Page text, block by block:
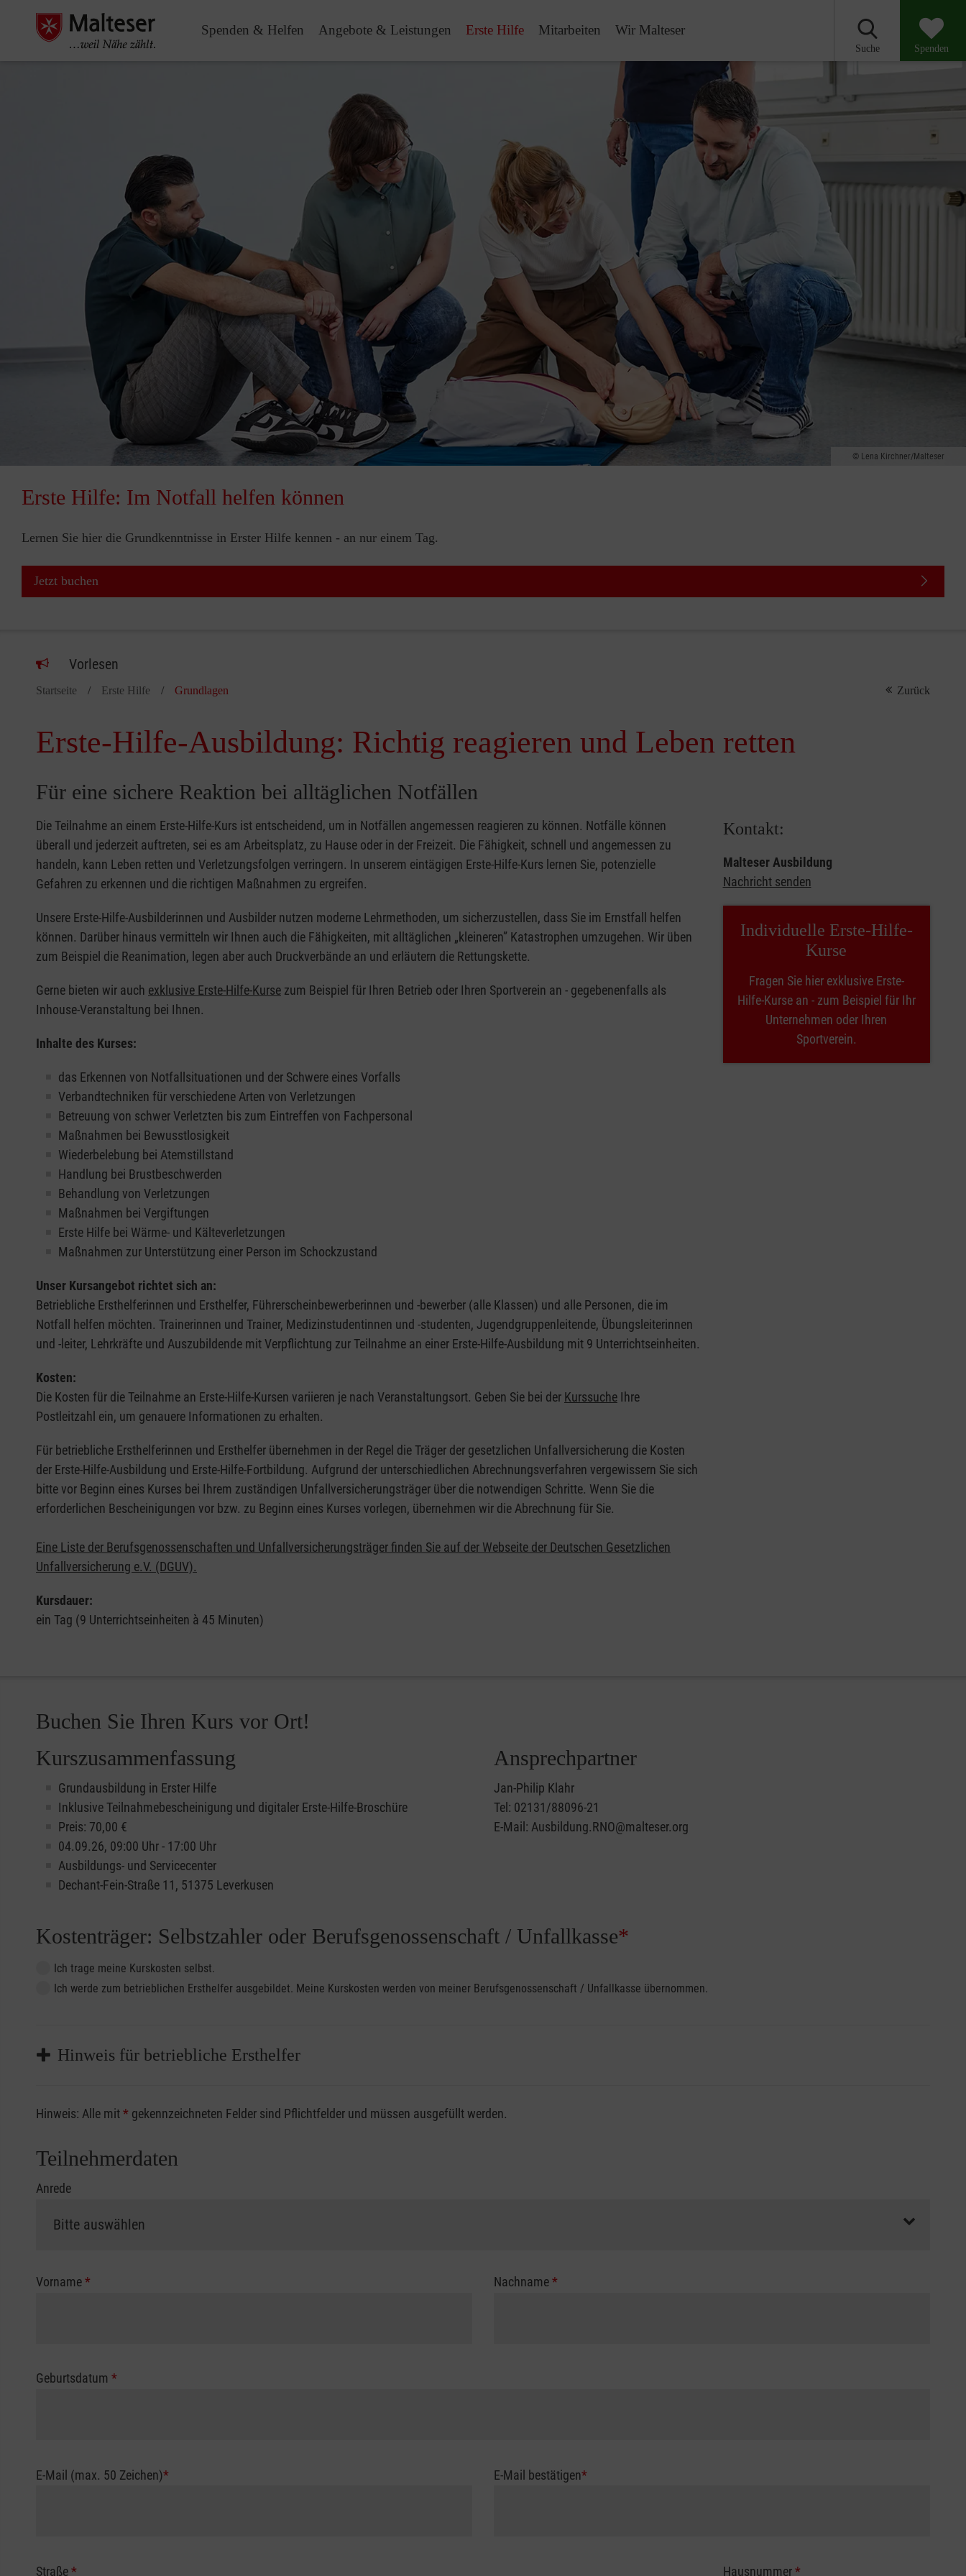
Spenden & Helfen Angebote & Leistungen Erste Hilfe Mitarbeiten Wir Malteser
Suche Spenden
Lena Kirchner/Malteser
Erste Hilfe: Im Notfall helfen können
Lernen Sie hier die Grundkenntnisse in Erster Hilfe kennen - an nur einem Tag.
Jetzt buchen
Vorlesen
Startseite Erste Hilfe Grundlagen Zurück
Erste-Hilfe-Ausbildung: Richtig reagieren und Leben retten
Für eine sichere Reaktion bei alltäglichen Notfällen
Die Teilnahme an einem Erste-Hilfe-Kurs ist entscheidend, um in Notfällen angemessen reagieren zu können. Notfälle können
überall und jederzeit auftreten, sei es am Arbeitsplatz, zu Hause oder in der Freizeit. Die Fähigkeit, schnell und angemessen zu
handeln, kann Leben retten und Verletzungsfolgen verringern. In unserem eintägigen Erste-Hilfe-Kurs lernen Sie, potenzielle
Gefahren zu erkennen und die richtigen Maßnahmen zu ergreifen.
Unsere Erste-Hilfe-Ausbilderinnen und Ausbilder nutzen moderne Lehrmethoden, um sicherzustellen, dass Sie im Ernstfall helfen
können. Darüber hinaus vermitteln wir Ihnen auch die Fähigkeiten, mit alltäglichen „kleineren” Katastrophen umzugehen. Wir üben
zum Beispiel die Reanimation, legen aber auch Druckverbände an und erläutern die Rettungskette.
Gerne bieten wir auch exklusive Erste-Hilfe-Kurse zum Beispiel für Ihren Betrieb oder Ihren Sportverein an - gegebenenfalls als
Inhouse-Veranstaltung bei Ihnen.
Inhalte des Kurses:
das Erkennen von Notfallsituationen und der Schwere eines Vorfalls
Verbandtechniken für verschiedene Arten von Verletzungen
Betreuung von schwer Verletzten bis zum Eintreffen von Fachpersonal
Maßnahmen bei Bewusstlosigkeit
Wiederbelebung bei Atemstillstand
Handlung bei Brustbeschwerden
Behandlung von Verletzungen
Maßnahmen bei Vergiftungen
Erste Hilfe bei Wärme- und Kälteverletzungen
Maßnahmen zur Unterstützung einer Person im Schockzustand
Unser Kursangebot richtet sich an:
Betriebliche Ersthelferinnen und Ersthelfer, Führerscheinbewerberinnen und -bewerber (alle Klassen) und alle Personen, die im
Notfall helfen möchten. Trainerinnen und Trainer, Medizinstudentinnen und -studenten, Jugendgruppenleitende, Übungsleiterinnen
und -leiter, Lehrkräfte und Auszubildende mit Verpflichtung zur Teilnahme an einer Erste-Hilfe-Ausbildung mit 9 Unterrichtseinheiten.
Kosten:
Die Kosten für die Teilnahme an Erste-Hilfe-Kursen variieren je nach Veranstaltungsort. Geben Sie bei der Kurssuche Ihre
Postleitzahl ein, um genauere Informationen zu erhalten.
Für betriebliche Ersthelferinnen und Ersthelfer übernehmen in der Regel die Träger der gesetzlichen Unfallversicherung die Kosten
der Erste-Hilfe-Ausbildung und Erste-Hilfe-Fortbildung. Aufgrund der unterschiedlichen Abrechnungsverfahren vergewissern Sie sich
bitte vor Beginn eines Kurses bei Ihrem zuständigen Unfallversicherungsträger über die notwendigen Schritte. Wenn Sie die
erforderlichen Bescheinigungen vor bzw. zu Beginn eines Kurses vorlegen, übernehmen wir die Abrechnung für Sie.
Eine Liste der Berufsgenossenschaften und Unfallversicherungsträger finden Sie auf der Webseite der Deutschen Gesetzlichen
Unfallversicherung e.V. (DGUV).
Kursdauer:
ein Tag (9 Unterrichtseinheiten à 45 Minuten)
Kontakt:
Malteser Ausbildung
Nachricht senden
Individuelle Erste-Hilfe-
Kurse
Fragen Sie hier exklusive Erste-
Hilfe-Kurse an - zum Beispiel für Ihr
Unternehmen oder Ihren
Sportverein.
Buchen Sie Ihren Kurs vor Ort!
Kurszusammenfassung
Grundausbildung in Erster Hilfe
Inklusive Teilnahmebescheinigung und digitaler Erste-Hilfe-Broschüre
Preis: 70,00 €
04.09.26, 09:00 Uhr - 17:00 Uhr
Ausbildungs- und Servicecenter
Dechant-Fein-Straße 11, 51375 Leverkusen
Ansprechpartner
Jan-Philip Klahr
Tel: 02131/88096-21
E-Mail: Ausbildung.RNO@malteser.org
Kostenträger: Selbstzahler oder Berufsgenossenschaft / Unfallkasse*
Ich trage meine Kurskosten selbst.
Ich werde zum betrieblichen Ersthelfer ausgebildet. Meine Kurskosten werden von meiner Berufsgenossenschaft / Unfallkasse übernommen.
Hinweis für betriebliche Ersthelfer
Sofern Sie ein Kostenübernahmeverfahren Ihrer Berufsgenossenschaft / Unfallkasse nutzen, beachten Sie bitte, dass die Abrechnungsunterlagen spätestens zu Kursbeginn
vorliegen müssen. Andernfalls erfolgt eine Abrechnung der vollen Kursgebühr als Selbstzahler.
Hinweis: Alle mit* gekennzeichneten Felder sind Pflichtfelder und müssen ausgefüllt werden.
Teilnehmerdaten
Anrede
Vorname* Nachname*
Geburtsdatum *
E-Mail (max. 50 Zeichen)* E-Mail bestätigen*
Straße* Hausnummer*